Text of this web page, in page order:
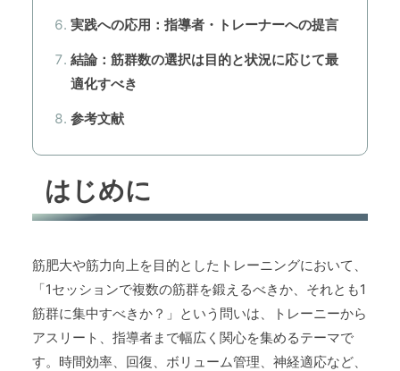
実践への応用：指導者・トレーナーへの提言
結論：筋群数の選択は目的と状況に応じて最
適化すべき
参考文献
はじめに
筋肥大や筋力向上を目的としたトレーニングにおいて、
「1セッションで複数の筋群を鍛えるべきか、それとも1
筋群に集中すべきか？」という問いは、トレーニーから
アスリート、指導者まで幅広く関心を集めるテーマで
す。時間効率、回復、ボリューム管理、神経適応など、